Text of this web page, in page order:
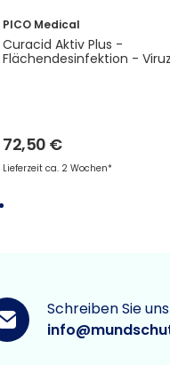
PICO Medical
Curacid Aktiv Plus -
Flächendesinfektion -
72,50 €
Lieferzeit ca. 2 Wochen*
Schreiben Sie uns